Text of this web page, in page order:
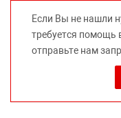
правообладателей
Требование
достоверную
продаже,
выбора возложено
«О защите прав
Если Вы не нашли
требуется помощь
отправьте нам